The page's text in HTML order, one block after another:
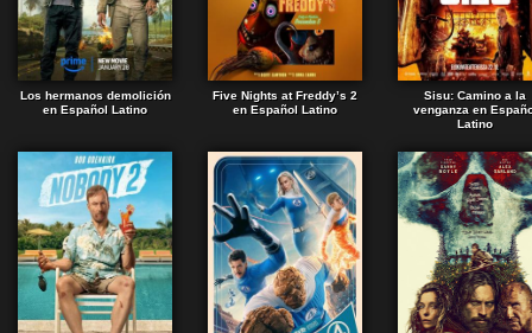
Los hermanos demolición
en Español Latino
Five Nights at Freddy’s 2
en Español Latino
Sisu: Camino a la
venganza en
Latino